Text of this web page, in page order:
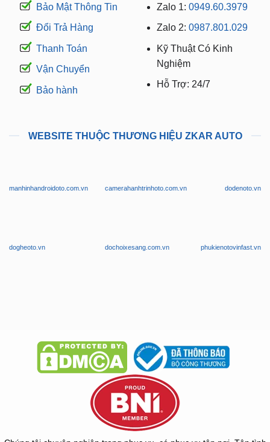
Bảo Mật Thông Tin
Đổi Trả Hàng
Thanh Toán
Vận Chuyển
Bảo hành
Zalo 1: 0949.60.3979
Zalo 2: 0987.801.029
Kỹ Thuật Có Kinh
Nghiệm
Hỗ Trợ: 24/7
WEBSITE THUỘC THƯƠNG HIỆU ZKAR AUTO
manhinhandroidoto.com.vn camerahanhtrinhoto.com.vn dodenoto.vn
dogheoto.vn dochoixesang.com.vn phukienotovinfast.vn